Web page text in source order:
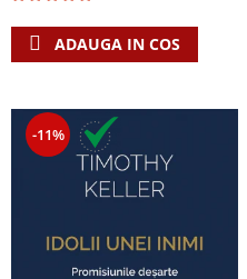
ADAUGA IN COS
-11%